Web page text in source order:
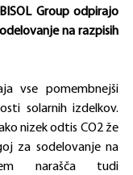
Group odpirajo
na razpisih
vse pomembnejši
solarnih izdelkov.
nizek odtis CO2 že
za sodelovanje na
narašča tudi